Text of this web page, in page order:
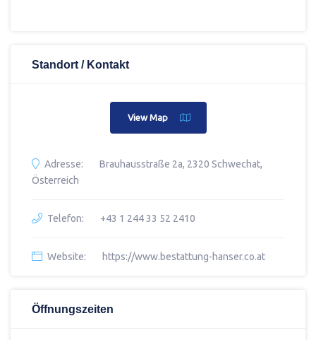
Standort / Kontakt
View Map
Adresse:
Brauhausstraße 2a, 2320 Schwechat,
Österreich
Telefon: +43 1 244 33 52 2410
Website: https://www.bestattung-hanser.co.at
Öffnungszeiten